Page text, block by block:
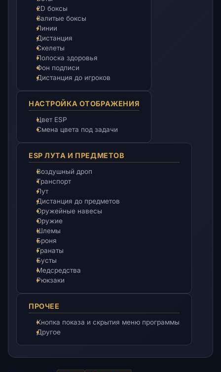
2D боксы
Залитые боксы
Линии
Дистанция
Скелеты
Полоска здоровья
Фон подписи
Дистанция до игроков
НАСТРОЙКА ОТОБРАЖЕНИЯ
Цвет ESP
Смена цвета под задачи
ESP ЛУТА И ПРЕДМЕТОВ
Воздушный дроп
Транспорт
Лут
Дистанция до предметов
Оружейные навесы
Оружие
Шлемы
Броня
Гранаты
Бусты
Медсредства
Рюкзаки
ПРОЧЕЕ
Кнопка показа и скрытия меню программы
Другое